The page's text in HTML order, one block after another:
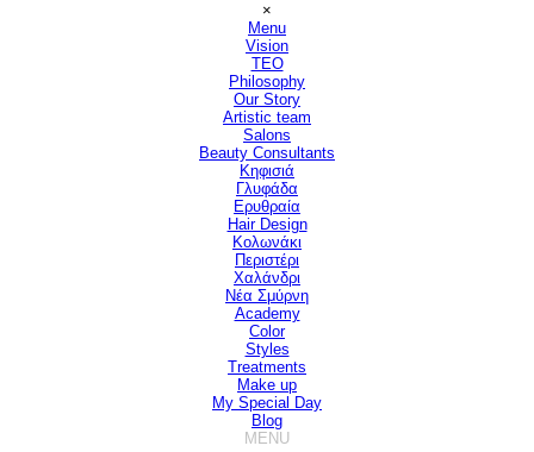
×
Menu
Vision
TEO
Philosophy
Our Story
Artistic team
Salons
Beauty Consultants
Κηφισιά
Γλυφάδα
Ερυθραία
Hair Design▼
Κολωνάκι
Περιστέρι
Χαλάνδρι
Νέα Σμύρνη
Academy
Color
Styles
Treatments
Make up
My Special Day
Blog
MENU